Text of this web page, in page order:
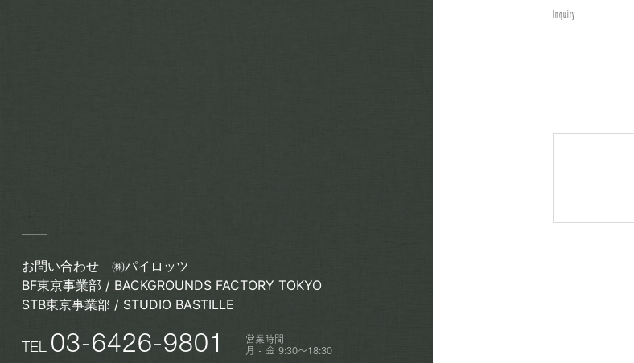
お問い合わせ
㈱パイロッツ
BF東京事業部 / BACKGROUNDS FACTORY TOKYO
STB東京事業部 / STUDIO BASTILLE
TEL 03-6426-9801 営業時間
月 - 金 9:30〜18:30
Inquiry